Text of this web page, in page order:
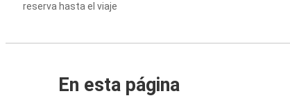
reserva hasta el viaje
En esta página